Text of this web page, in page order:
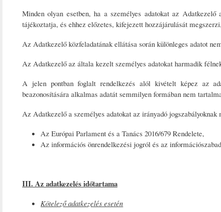
Minden olyan esetben, ha a személyes adatokat az
tájékoztatja, és ehhez előzetes, kifejezett hozzájárulását
Az Adatkezelő közfeladatának ellátása során különleges adatot
Az Adatkezelő az általa kezelt személyes adatokat harmadik
A jelen pontban foglalt rendelkezés alól kivételt képez az
beazonosítására alkalmas adatát semmilyen formában nem
Az Adatkezelő a személyes adatokat az irányadó
Az Európai Parlament és a Tanács 2016/679 Rendelete,
Az információs önrendelkezési jogról és az
III. Az adatkezelés időtartama
Kötelező adatkezelés esetén